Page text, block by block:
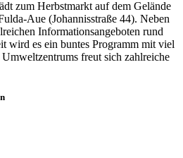
zum Herbstmarkt auf dem Gelände
Aue (Johannisstraße 44). Neben
Informationsangeboten rund
wird es ein buntes Programm mit viel
freut sich zahlreiche